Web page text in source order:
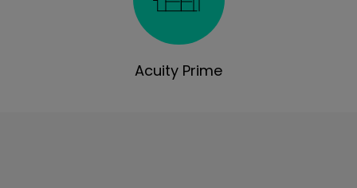
Acuity Prime